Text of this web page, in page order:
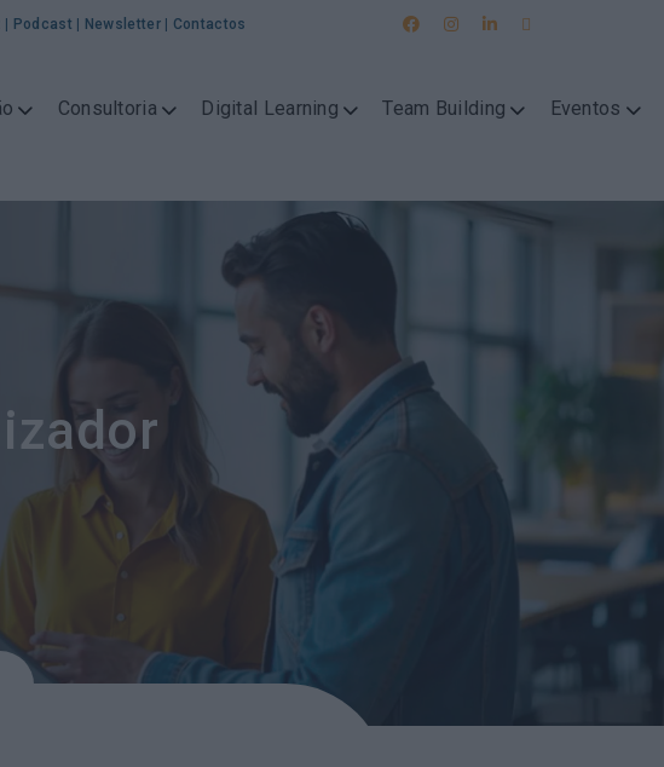
Podcast Newsletter| Contactos
Consultoria Digital Learning Team Building Eventos